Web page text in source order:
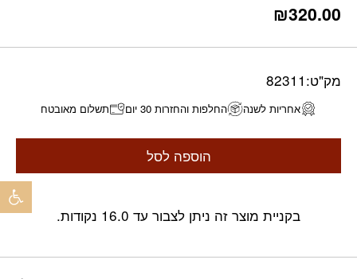
₪320.00
מק"ט: 82311
אחריות לשנה החלפות והחזרות 30 יום תשלום מאובטח
הוספה לסל
בקניית מוצר זה ניתן לצבור עד 16.0 נקודות.